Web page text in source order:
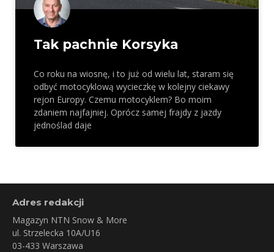
Tak pachnie Korsyka
Co roku na wiosnę, i to już od wielu lat, staram się
odbyć motocyklową wycieczkę w kolejny ciekawy
rejon Europy. Czemu motocyklem? Bo moim
zdaniem najfajniej. Oprócz samej frajdy z jazdy
jednoślad daje
Adres redakcji
Magazyn NTN Snow & More
ul. Strzelecka 10A/U16
03-433 Warszawa